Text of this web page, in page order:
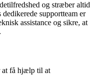
og stræber altid
dedikerede supportteam er
assistance og sikre, at
at få hjælp til at